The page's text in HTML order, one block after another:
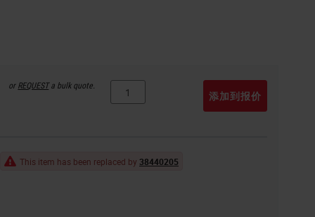
orREQUESTa bulk quote.
添加到报价
This item has been replaced by 38440205